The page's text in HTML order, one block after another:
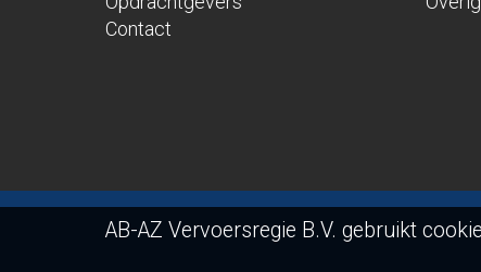
Contact
AB-AZ Vervoersregie B.V. gebruikt